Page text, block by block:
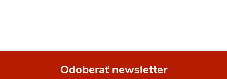
Odoberať newsletter